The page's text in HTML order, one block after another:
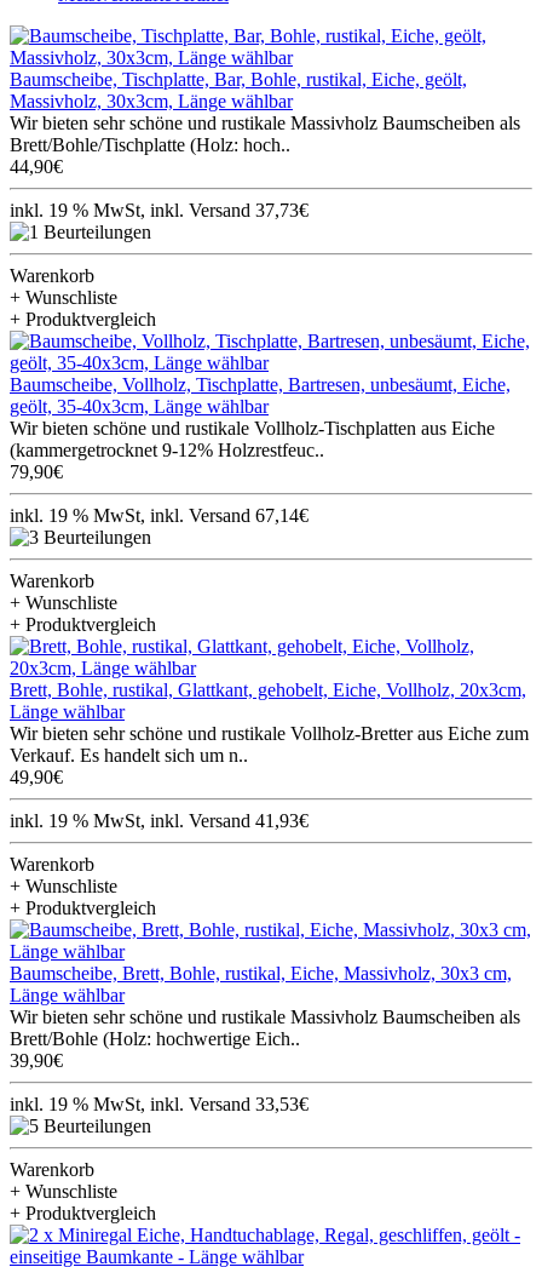
Baumscheibe, Tischplatte, Bar, Bohle, rustikal, Eiche, geölt,
Massivholz, 30x3cm, Länge wählbar
Wir bieten sehr schöne und rustikale Massivholz Baumscheiben als
Brett/Bohle/Tischplatte (Holz: hoch..
44,90€
inkl. 19 % MwSt, inkl. Versand 37,73€
Warenkorb
+ Wunschliste
+ Produktvergleich
Baumscheibe, Vollholz, Tischplatte, Bartresen, unbesäumt, Eiche,
geölt, 35-40x3cm, Länge wählbar
Wir bieten schöne und rustikale Vollholz-Tischplatten aus Eiche
(kammergetrocknet 9-12% Holzrestfeuc..
79,90€
inkl. 19 % MwSt, inkl. Versand 67,14€
Warenkorb
+ Wunschliste
+ Produktvergleich
Brett, Bohle, rustikal, Glattkant, gehobelt, Eiche, Vollholz, 20x3cm,
Länge wählbar
Wir bieten sehr schöne und rustikale Vollholz-Bretter aus Eiche zum
Verkauf. Es handelt sich um n..
49,90€
inkl. 19 % MwSt, inkl. Versand 41,93€
Warenkorb
+ Wunschliste
+ Produktvergleich
Baumscheibe, Brett, Bohle, rustikal, Eiche, Massivholz, 30x3 cm,
Länge wählbar
Wir bieten sehr schöne und rustikale Massivholz Baumscheiben als
Brett/Bohle (Holz: hochwertige Eich..
39,90€
inkl. 19 % MwSt, inkl. Versand 33,53€
Warenkorb
+ Wunschliste
+ Produktvergleich